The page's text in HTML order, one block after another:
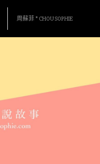
周蘇菲 * CHOU SOPHIE